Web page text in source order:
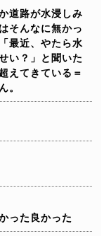
道路が水浸しみ
そんなに無かっ
最近、やたら水
い？」と聞いた
えてきている＝
。
った良かった